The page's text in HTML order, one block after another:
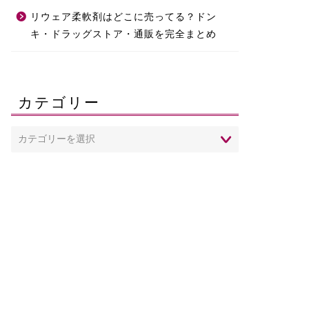
リウェア柔軟剤はどこに売ってる？ドン
キ・ドラッグストア・通販を完全まとめ
カテゴリー